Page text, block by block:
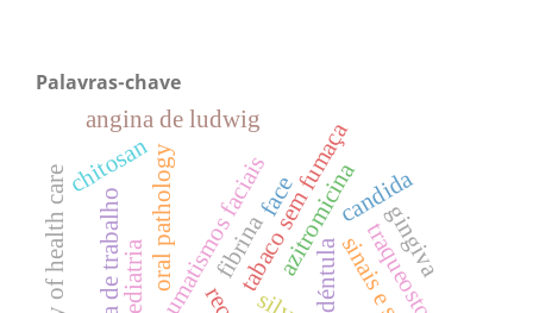
Palavras-chave
traumatismos faciaistabaco sem fumaça
oral pathology azitromicina
pediatria
angina de ludwig
chitosan candida
fibrina
face
gingiva